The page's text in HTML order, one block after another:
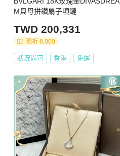
M貝母拼鑽扇子項鏈
TWD 200,331
現折 8,000
狀況尚可 香港 免運